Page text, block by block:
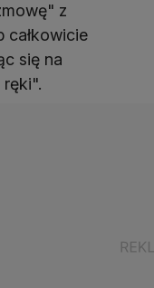
z
całkowicie
się na